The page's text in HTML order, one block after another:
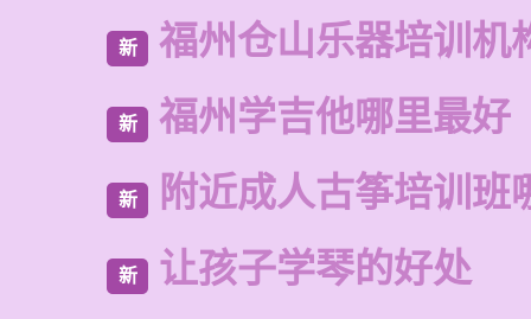
新 福州仓山乐器培训机
新 福州学吉他哪里最好
新 附近成人古筝培训班
新 让孩子学琴的好处